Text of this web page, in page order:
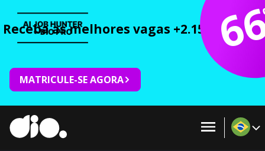
Receba as melhores vagas +2.150 cursos
MATRICULE-SE AGORA